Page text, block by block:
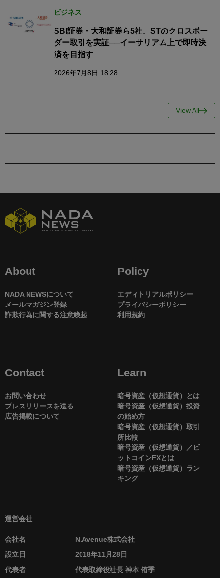
ビジネス
SBI証券・大和証券ら5社、STのクロスボー
ダー取引を実証──イーサリアム上で即時決
済を目指す
2026年7月8日 18:28
View All
About
NADA NEWSについて
メールマガジン登録
詐欺行為に関する注意喚起
Policy
エディトリアルポリシー
プライバシーポリシー
利用規約
Contact
お問い合わせ
プレスリリースを送る
広告掲載について
Learn
暗号資産（仮想通貨）とは
暗号資産（仮想通貨）投資
の始め方
暗号資産（仮想通貨）取引
所比較
暗号資産（仮想通貨）／ビ
ットコインFXとは
暗号資産（仮想通貨）ラン
キング
運営会社
会社名
N.Avenue株式会社
設立日
2018年11月28日
代表者
代表取締役社長 神本 侑季